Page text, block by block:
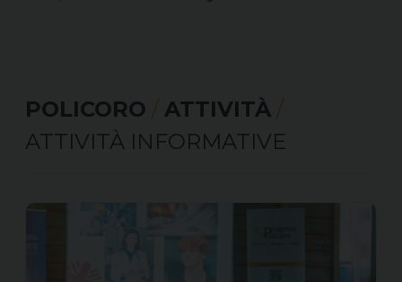
POLICORO / ATTIVITÀ /
ATTIVITÀ INFORMATIVE